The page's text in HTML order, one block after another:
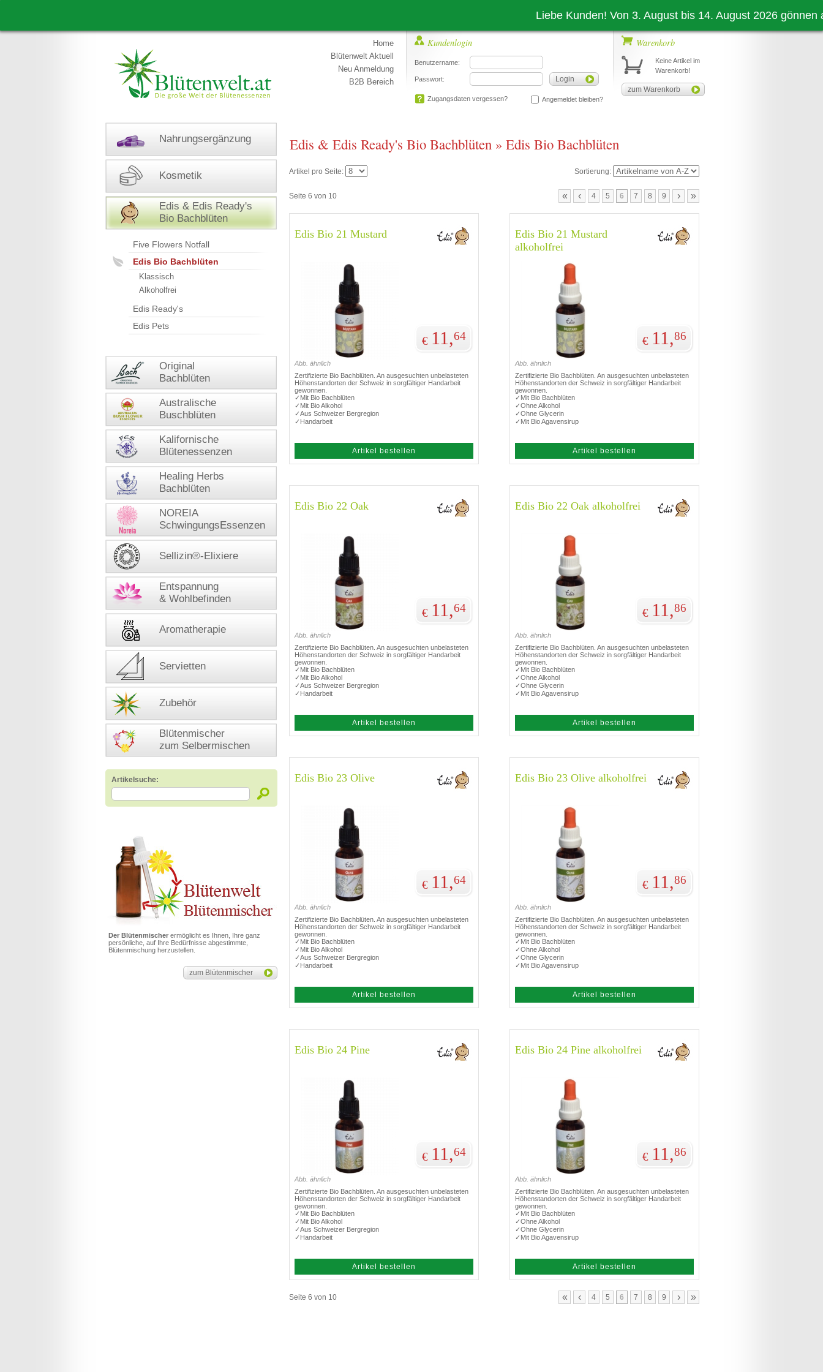
Liebe Kunden! Von 3. August bis 14. August 2026 gönnen
Home
Blütenwelt Aktuell
Neu Anmeldung
B2B Bereich
Kundenlogin
Benutzername:
Passwort: Login
Zugangsdaten vergessen? Angemeldet bleiben?
Warenkorb
Keine Artikel im
Warenkorb!
zum Warenkorb
Nahrungsergänzung
Kosmetik
Edis & Edis Ready's
Bio Bachblüten
Five Flowers Notfall
Edis Bio Bachblüten
Klassisch
Alkoholfrei
Edis Ready's
Edis Pets
Original
Bachblüten
Australische
Buschblüten
Kalifornische
Blütenessenzen
Healing Herbs
Bachblüten
NOREIA
SchwingungsEssenzen
Sellizin®-Elixiere
Entspannung
& Wohlbefinden
Aromatherapie
Servietten
Zubehör
Blütenmischer
zum Selbermischen
Artikelsuche:
Der Blütenmischer ermöglicht es Ihnen, Ihre ganz
persönliche, auf Ihre Bedürfnisse abgestimmte,
Blütenmischung herzustellen.
zum Blütenmischer
Edis & Edis Ready's Bio Bachblüten » Edis Bio Bachblüten
Artikel pro Seite: Sortierung:
Seite 6 von 10 « ‹ 4 5 6 7 8 9 › »
Edis Bio 21 Mustard
Abb. ähnlich
€ 11,64
Zertifizierte Bio Bachblüten. An ausgesuchten unbelasteten
Höhenstandorten der Schweiz in sorgfältiger Handarbeit
gewonnen.
✓Mit Bio Bachblüten
✓Mit Bio Alkohol
✓Aus Schweizer Bergregion
✓Handarbeit
Artikel bestellen
Edis Bio 21 Mustard
alkoholfrei
Abb. ähnlich
€ 11,86
Zertifizierte Bio Bachblüten. An ausgesuchten unbelasteten
Höhenstandorten der Schweiz in sorgfältiger Handarbeit
gewonnen.
✓Mit Bio Bachblüten
✓Ohne Alkohol
✓Ohne Glycerin
✓Mit Bio Agavensirup
Artikel bestellen
Edis Bio 22 Oak
Abb. ähnlich
€ 11,64
Zertifizierte Bio Bachblüten. An ausgesuchten unbelasteten
Höhenstandorten der Schweiz in sorgfältiger Handarbeit
gewonnen.
✓Mit Bio Bachblüten
✓Mit Bio Alkohol
✓Aus Schweizer Bergregion
✓Handarbeit
Artikel bestellen
Edis Bio 22 Oak alkoholfrei
Abb. ähnlich
€ 11,86
Zertifizierte Bio Bachblüten. An ausgesuchten unbelasteten
Höhenstandorten der Schweiz in sorgfältiger Handarbeit
gewonnen.
✓Mit Bio Bachblüten
✓Ohne Alkohol
✓Ohne Glycerin
✓Mit Bio Agavensirup
Artikel bestellen
Edis Bio 23 Olive
Abb. ähnlich
€ 11,64
Zertifizierte Bio Bachblüten. An ausgesuchten unbelasteten
Höhenstandorten der Schweiz in sorgfältiger Handarbeit
gewonnen.
✓Mit Bio Bachblüten
✓Mit Bio Alkohol
✓Aus Schweizer Bergregion
✓Handarbeit
Artikel bestellen
Edis Bio 23 Olive alkoholfrei
Abb. ähnlich
€ 11,86
Zertifizierte Bio Bachblüten. An ausgesuchten unbelasteten
Höhenstandorten der Schweiz in sorgfältiger Handarbeit
gewonnen.
✓Mit Bio Bachblüten
✓Ohne Alkohol
✓Ohne Glycerin
✓Mit Bio Agavensirup
Artikel bestellen
Edis Bio 24 Pine
Abb. ähnlich
€ 11,64
Zertifizierte Bio Bachblüten. An ausgesuchten unbelasteten
Höhenstandorten der Schweiz in sorgfältiger Handarbeit
gewonnen.
✓Mit Bio Bachblüten
✓Mit Bio Alkohol
✓Aus Schweizer Bergregion
✓Handarbeit
Artikel bestellen
Edis Bio 24 Pine alkoholfrei
Abb. ähnlich
€ 11,86
Zertifizierte Bio Bachblüten. An ausgesuchten unbelasteten
Höhenstandorten der Schweiz in sorgfältiger Handarbeit
gewonnen.
✓Mit Bio Bachblüten
✓Ohne Alkohol
✓Ohne Glycerin
✓Mit Bio Agavensirup
Artikel bestellen
Seite 6 von 10 « ‹ 4 5 6 7 8 9 › »